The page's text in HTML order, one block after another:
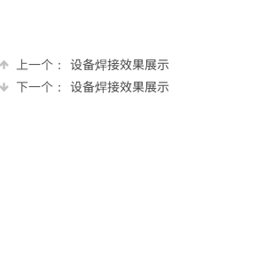
上一个： 设备焊接效果展示
下一个： 设备焊接效果展示